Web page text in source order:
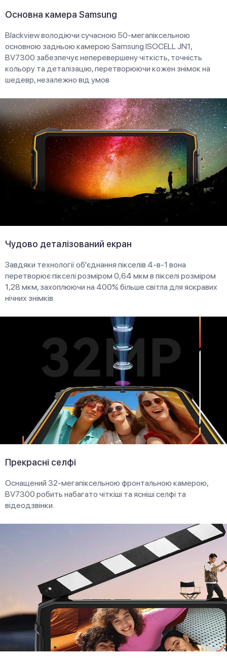
Основна камера Samsung
Blackview володіючи сучасною 50-мегапіксельною
основною задньою камерою Samsung ISOCELL JN1,
BV7300 забезпечує неперевершену чіткість, точність
кольору та деталізацію, перетворюючи кожен знімок на
шедевр, незалежно від умов
Чудово деталізований екран
Завдяки технології об'єднання пікселів 4-в-1 вона
перетворює пікселі розміром 0,64 мкм в пікселі розміром
1,28 мкм, захоплюючи на 400% більше світла для яскравих
нічних знімків.
Прекрасні селфі
Оснащений 32-мегапіксельною фронтальною камерою,
BV7300 робить набагато чіткіші та ясніші селфі та
відеодзвінки.